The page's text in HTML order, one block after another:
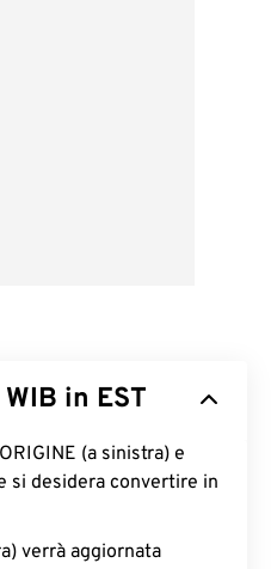
in EST
(a sinistra) e
si desidera convertire in
verrà aggiornata